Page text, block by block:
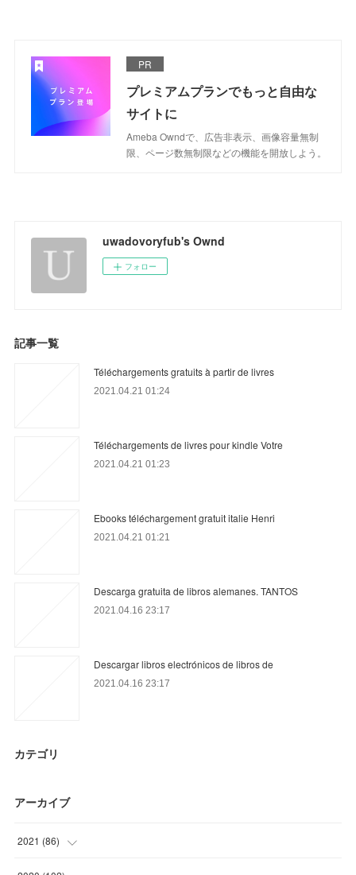
PR
プレミアムプランでもっと自由な
サイトに
Ameba Owndで、広告非表示、画像容量無制
限、ページ数無制限などの機能を開放しよう。
uwadovoryfub's Ownd
フォロー
記事一覧
Téléchargements gratuits à partir de livres
2021.04.21 01:24
Téléchargements de livres pour kindle Votre
2021.04.21 01:23
Ebooks téléchargement gratuit italie Henri
2021.04.21 01:21
Descarga gratuita de libros alemanes. TANTOS
2021.04.16 23:17
Descargar libros electrónicos de libros de
2021.04.16 23:17
カテゴリ
アーカイブ
2021 (86)